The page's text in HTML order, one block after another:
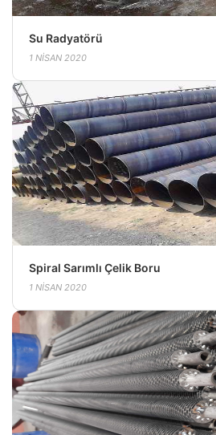
Su Radyatörü
1 NISAN 2020
Spiral Sarımlı Çelik Boru
1 NISAN 2020